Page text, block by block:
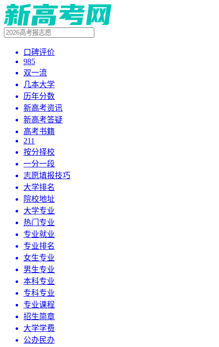
口碑评价
985
双一流
几本大学
历年分数
新高考资讯
新高考答疑
高考书籍
211
按分择校
一分一段
志愿填报技巧
大学排名
院校地址
大学专业
热门专业
专业就业
专业排名
女生专业
男生专业
本科专业
专科专业
专业课程
招生简章
大学学费
公办民办